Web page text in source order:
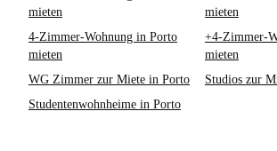
mieten
mieten
4-Zimmer-Wohnung in Porto
mieten
+4-Zimmer-
mieten
WG Zimmer zur Miete in Porto
Studios zur
Studentenwohnheime in Porto